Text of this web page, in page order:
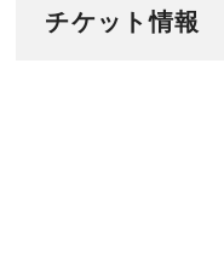
チケット情報